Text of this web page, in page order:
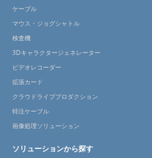
ケーブル
マウス・ジョグシャトル
検査機
3Dキャラクタージェネレーター
ビデオレコーダー
拡張カード
クラウドライブプロダクション
特注ケーブル
画像処理ソリューション
ソリューションから探す